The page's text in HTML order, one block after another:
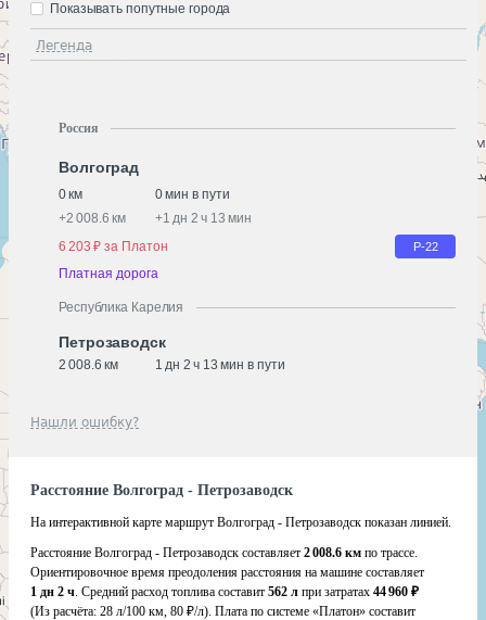
Легенда
Показывать попутные города
Россия
Волгоград
0 км
0 мин в пути
+2 008.6 км +1 дн 2 ч 13 мин
6 203 ₽ за Платон
Р-22
Платная дорога
Республика Карелия
Петрозаводск
2 008.6 км 1 дн 2 ч 13 мин в пути
Нашли ошибку?
Расстояние Волгоград - Петрозаводск
На интерактивной карте маршрут Волгоград - Петрозаводск показан линией.
Расстояние Волгоград - Петрозаводск составляет 2 008.6 км по трассе.
Ориентировочное время преодоления расстояния на машине составляет
1 дн 2 ч. Средний расход топлива составит 562 л при затратах 44 960 ₽
(Из расчёта: 28 л/100 км, 80 ₽/л). Плата по системе «Платон» составит